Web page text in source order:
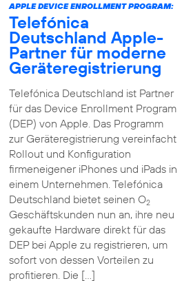
APPLE DEVICE ENROLLMENT PROGRAM:
Telefónica
Deutschland Apple-
Partner für moderne
Geräteregistrierung
Telefónica Deutschland ist Partner
für das Device Enrollment Program
(DEP) von Apple. Das Programm
zur Geräteregistrierung vereinfacht
Rollout und Konfiguration
firmeneigener iPhones und iPads in
einem Unternehmen. Telefónica
Deutschland bietet seinen O2
Geschäftskunden nun an, ihre neu
gekaufte Hardware direkt für das
DEP bei Apple zu registrieren, um
sofort von dessen Vorteilen zu
profitieren. Die […]